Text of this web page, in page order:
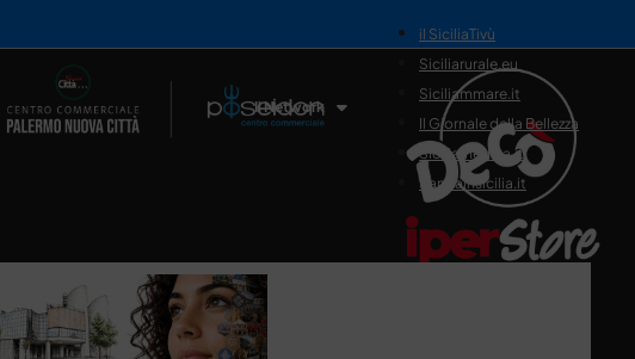
Il Network
il SiciliaTivù
Siciliarurale.eu
Siciliammare.it
Il Giornale della Bellezza
Siciliamedica.it
Sanitainsicilia.it